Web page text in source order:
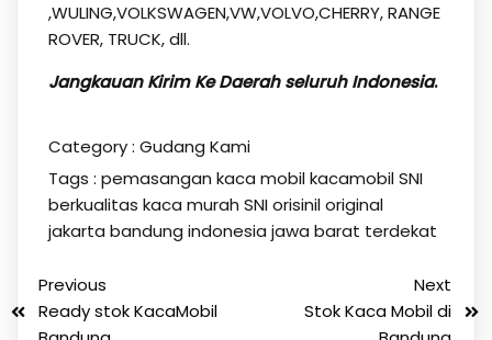
,WULING,VOLKSWAGEN,VW,VOLVO,CHERRY, RANGE
ROVER, TRUCK, dll.
Jangkauan Kirim Ke Daerah seluruh Indonesia.
Category : Gudang Kami
Tags : pemasangan kaca mobil kacamobil SNI
berkualitas kaca murah SNI orisinil original
jakarta bandung indonesia jawa barat terdekat
Previous
Ready stok KacaMobil
Next
Stok Kaca Mobil di